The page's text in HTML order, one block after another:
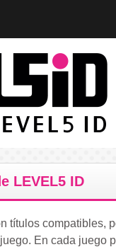
LEVEL5 ID
títulos compatibles,
En cada juego